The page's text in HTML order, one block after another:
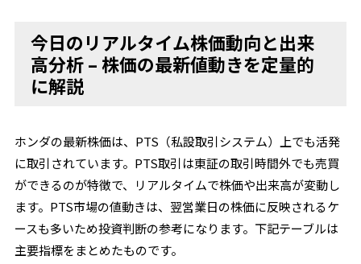
今日のリアルタイム株価動向と出来
高分析 – 株価の最新値動きを定量的
に解説
ホンダの最新株価は、PTS（私設取引システム）上でも活発
に取引されています。PTS取引は東証の取引時間外でも売買
ができるのが特徴で、リアルタイムで株価や出来高が変動し
ます。PTS市場の値動きは、翌営業日の株価に反映されるケ
ースも多いため投資判断の参考になります。下記テーブルは
主要指標をまとめたものです。